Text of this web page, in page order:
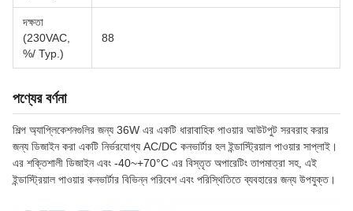
দক্ষতা
(230VAC,
%/ Typ.)
88
পণ্যের বর্ণনা
শিল্প অ্যাপ্লিকেশনগুলির জন্য 36W এর একটি ধারাবাহিক পাওয়ার আউটপুট সরবরাহ করার
জন্য ডিজাইন করা একটি নির্ভরযোগ্য AC/DC কনভার্টার হল ইন্ডাস্ট্রিয়াল পাওয়ার সাপ্লাই।
এর শক্তিশালী ডিজাইন এবং -40~+70°C এর বিস্তৃত অপারেটিং তাপমাত্রা সহ, এই
ইন্ডাস্ট্রিয়াল পাওয়ার কনভার্টার বিভিন্ন পরিবেশ এবং পরিস্থিতিতে ব্যবহারের জন্য উপযুক্ত।